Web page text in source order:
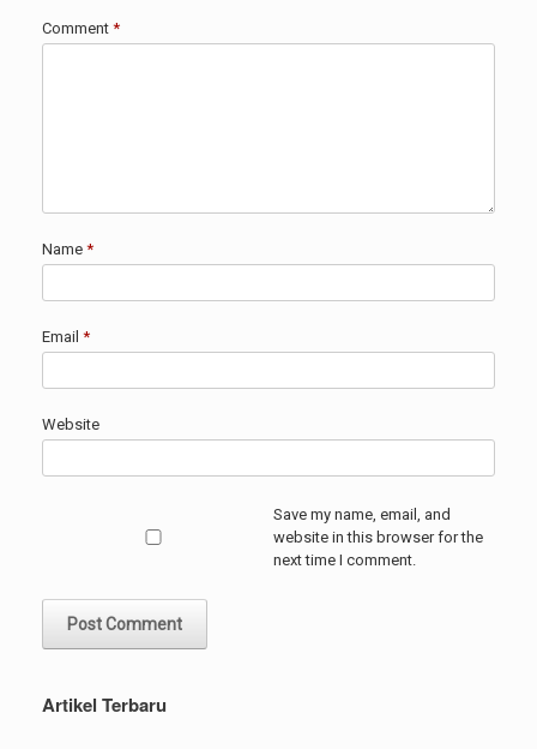
Comment *
Name *
Email *
Website
Save my name, email, and
website in this browser for the
next time I comment.
Artikel Terbaru